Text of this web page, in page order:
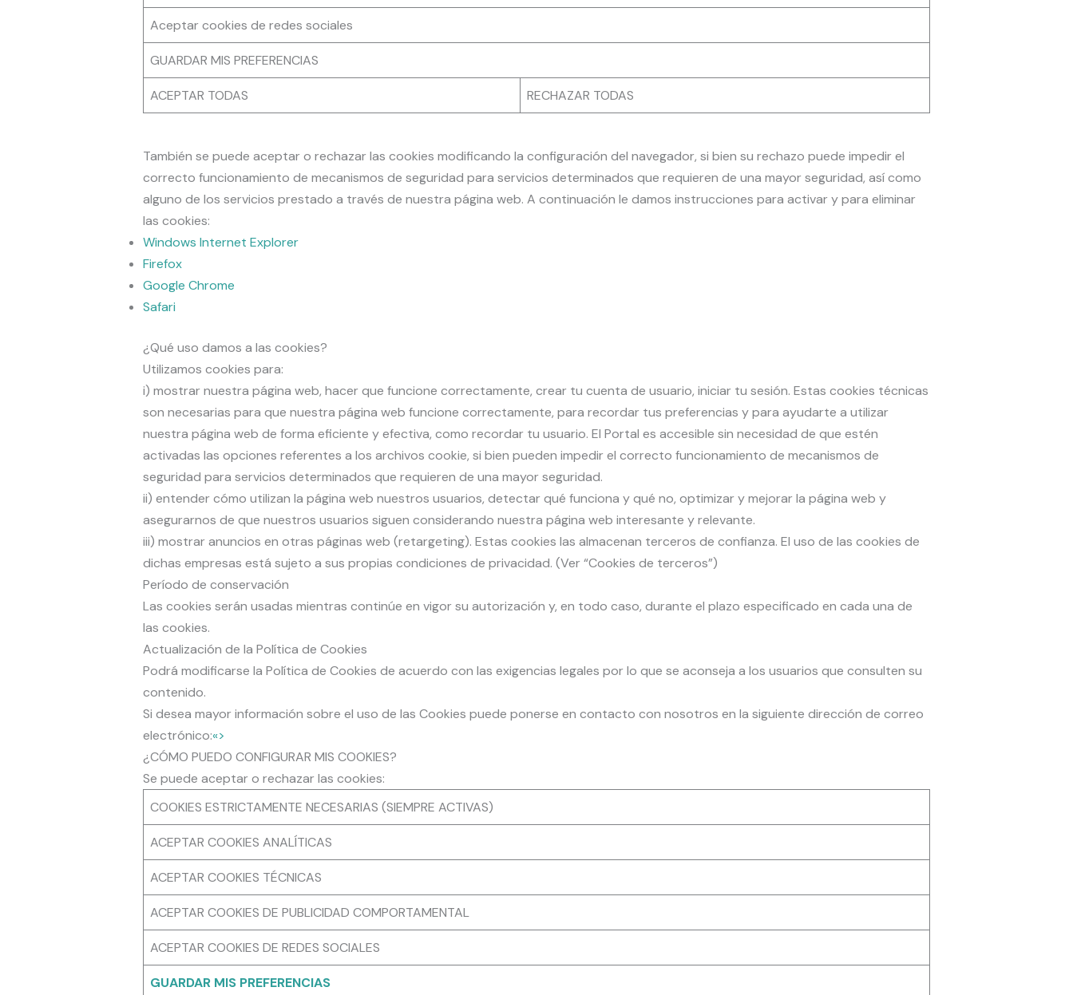
Aceptar cookies de redes sociales
GUARDAR MIS PREFERENCIAS
ACEPTAR TODAS RECHAZAR TODAS
También se puede aceptar o rechazar las cookies modificando la configuración del navegador, si bien su rechazo puede impedir el
correcto funcionamiento de mecanismos de seguridad para servicios determinados que requieren de una mayor seguridad, así como
alguno de los servicios prestado a través de nuestra página web. A continuación le damos instrucciones para activar y para eliminar
las cookies:
Windows Internet Explorer
Firefox
Google Chrome
Safari
¿Qué uso damos a las cookies?
Utilizamos cookies para:
i) mostrar nuestra página web, hacer que funcione correctamente, crear tu cuenta de usuario, iniciar tu sesión. Estas cookies técnicas
son necesarias para que nuestra página web funcione correctamente, para recordar tus preferencias y para ayudarte a utilizar
nuestra página web de forma eficiente y efectiva, como recordar tu usuario. El Portal es accesible sin necesidad de que estén
activadas las opciones referentes a los archivos cookie, si bien pueden impedir el correcto funcionamiento de mecanismos de
seguridad para servicios determinados que requieren de una mayor seguridad.
ii) entender cómo utilizan la página web nuestros usuarios, detectar qué funciona y qué no, optimizar y mejorar la página web y
asegurarnos de que nuestros usuarios siguen considerando nuestra página web interesante y relevante.
iii) mostrar anuncios en otras páginas web (retargeting). Estas cookies las almacenan terceros de confianza. El uso de las cookies de
dichas empresas está sujeto a sus propias condiciones de privacidad. (Ver “Cookies de terceros”)
Período de conservación
Las cookies serán usadas mientras continúe en vigor su autorización y, en todo caso, durante el plazo especificado en cada una de
las cookies.
Actualización de la Política de Cookies
Podrá modificarse la Política de Cookies de acuerdo con las exigencias legales por lo que se aconseja a los usuarios que consulten su
contenido.
Si desea mayor información sobre el uso de las Cookies puede ponerse en contacto con nosotros en la siguiente dirección de correo
electrónico:«>
¿CÓMO PUEDO CONFIGURAR MIS COOKIES?
Se puede aceptar o rechazar las cookies:
COOKIES ESTRICTAMENTE NECESARIAS (SIEMPRE ACTIVAS)
ACEPTAR COOKIES ANALÍTICAS
ACEPTAR COOKIES TÉCNICAS
ACEPTAR COOKIES DE PUBLICIDAD COMPORTAMENTAL
ACEPTAR COOKIES DE REDES SOCIALES
GUARDAR MIS PREFERENCIAS